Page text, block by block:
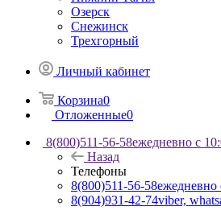
Озерск
Снежинск
Трехгорный
Личный кабинет
Корзина0
Отложенные0
8(800)511-56-58ежедневно с
Назад
Телефоны
8(800)511-56-58ежедневно
8(904)931-42-74viber,